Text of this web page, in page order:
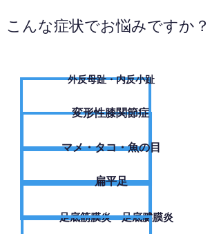
こんな症状でお悩みですか？
外反母趾・内反小趾
変形性膝関節症
​マメ・タコ・魚の目
扁平足
足底筋膜炎・足底腱膜炎